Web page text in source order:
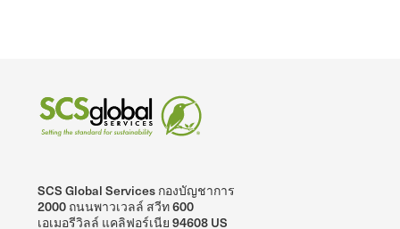
SCS Global Services กองบัญชาการ
2000 ถนนพาวเวลล์ สวีท 600
เอเมอรีวิลล์ แคลิฟอร์เนีย 94608 US